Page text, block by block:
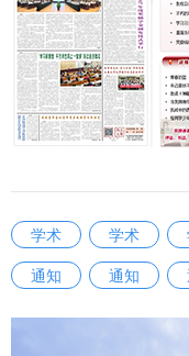
年会在西安召开
https://
网】中国刑法学研究
https://news.hsw.cn/
学术 学术
通知
通知